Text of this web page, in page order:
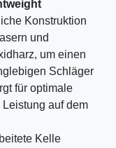
Konstruktion
und
um einen
Schläger
für optimale
auf dem
Kelle